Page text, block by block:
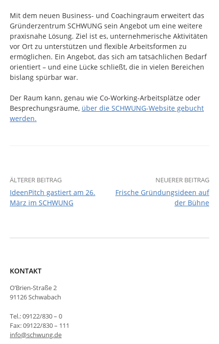
Mit dem neuen Business- und Coachingraum erweitert das
Gründerzentrum SCHWUNG sein Angebot um eine weitere
praxisnahe Lösung. Ziel ist es, unternehmerische Aktivitäten
vor Ort zu unterstützen und flexible Arbeitsformen zu
ermöglichen. Ein Angebot, das sich am tatsächlichen Bedarf
orientiert – und eine Lücke schließt, die in vielen Bereichen
bislang spürbar war.
Der Raum kann, genau wie Co-Working-Arbeitsplätze oder
Besprechungsräume, über die SCHWUNG-Website gebucht
werden.
Beitrags-
Navigation
ÄLTERER BEITRAG
IdeenPitch gastiert am 26.
März im SCHWUNG
NEUERER BEITRAG
Frische Gründungsideen auf
der Bühne
KONTAKT
O’Brien-Straße 2
91126 Schwabach
Tel.: 09122/830 – 0
Fax: 09122/830 – 111
info@schwung.de